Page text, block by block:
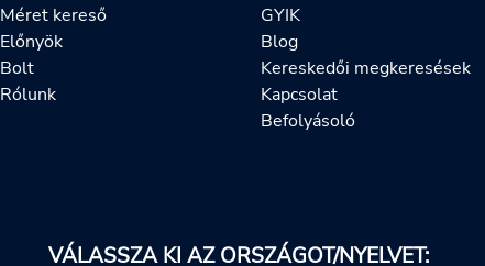
Méret kereső
Előnyök
Bolt
Rólunk
GYIK
Blog
Kereskedői megkeresések
Kapcsolat
Befolyásoló
VÁLASSZA KI AZ ORSZÁGOT/NYELVET: